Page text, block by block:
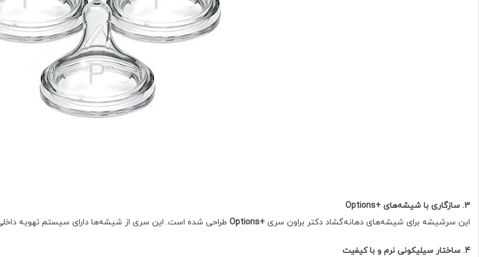
3. سازگاری با شیشه‌های +Options
این سرشیشه برای شیشه‌های دهانه‌گشاد دکتر براون سری +Options طراحی شده است. این سری از شیشه‌ها دارای سیستم تهویه
4. ساختار سیلیکونی نرم و با کیفیت